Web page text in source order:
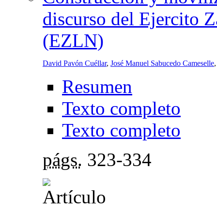
discurso del Ejercito
(EZLN)
David Pavón Cuéllar, José Manuel Sabucedo Cameselle
Resumen
Texto completo
Texto completo
págs. 323-334